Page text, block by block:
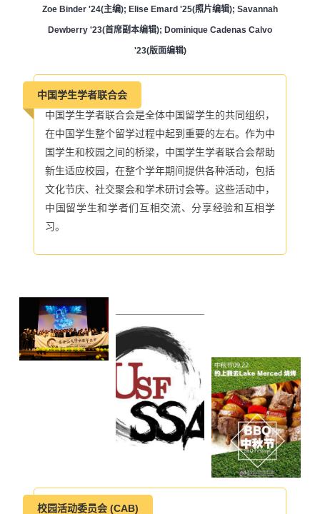
Zoe Binder '24(主编); Elise Emard '25(照片编辑); Savannah
Dewberry '23(首席副本编辑); Dominique Cadenas Calvo
'23(版面编辑)
中国学生学者联合会
中国学生学者联合会是全体中国留学生的共同组织，
在中国学生整个留学过程中起到重要的左右。作为中
国学生和校园之间的桥梁，中国学生学者联合会帮助
新生适应校园， 在整个学年期间提供各种活动，包括
文化节庆、社交聚会和学术研讨会等。这些活动中，
中国留学生和学者们互相交流、分享经验和互相学
习。
校园活动委员会 (CAB)